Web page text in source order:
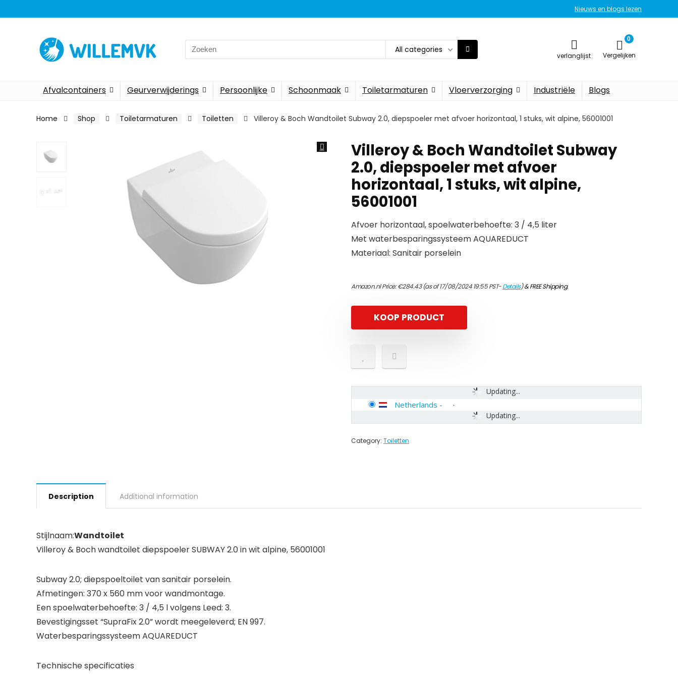
Nieuws en blogs lezen
Search
for:
All categories
verlanglijst
0
Vergelijken
Afvalcontainers Geurverwijderings Persoonlijke Schoonmaak Toiletarmaturen Vloerverzorging Industriële Blogs
Home Shop Toiletarmaturen Toiletten Villeroy & Boch Wandtoilet Subway 2.0, diepspoeler met afvoer horizontaal, 1 stuks, wit alpine, 56001001
Villeroy & Boch Wandtoilet Subway
2.0, diepspoeler met afvoer
horizontaal, 1 stuks, wit alpine,
56001001
Afvoer horizontaal, spoelwaterbehoefte: 3 / 4,5 liter
Met waterbesparingssysteem AQUAREDUCT
Materiaal: Sanitair porselein
Amazon.nl Price:€284.43(as of 17/08/2024 19:55 PST-Details)&FREE Shipping.
KOOP PRODUCT
Updating...
Updating...
Netherlands -
Category: Toiletten
Description Additional information
Stijlnaam:Wandtoilet
Villeroy & Boch wandtoilet diepspoeler SUBWAY 2.0 in wit alpine, 56001001
Subway 2.0; diepspoeltoilet van sanitair porselein.
Afmetingen: 370 x 560 mm voor wandmontage.
Een spoelwaterbehoefte: 3 / 4,5 l volgens Leed: 3.
Bevestigingsset “SupraFix 2.0” wordt meegeleverd; EN 997.
Waterbesparingssysteem AQUAREDUCT
Technische specificaties